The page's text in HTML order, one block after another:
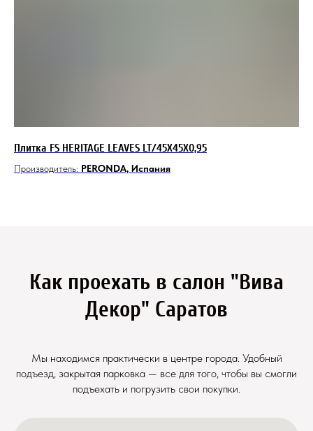
Плитка FS HERITAGE LEAVES LT/45X45X0,95
Производитель: PERONDA, Испания
Как проехать в салон "Вива
Декор" Саратов
Мы находимся практически в центре города. Удобный
подъезд, закрытая парковка — все для того, чтобы вы смогли
подъехать и погрузить свои покупки.